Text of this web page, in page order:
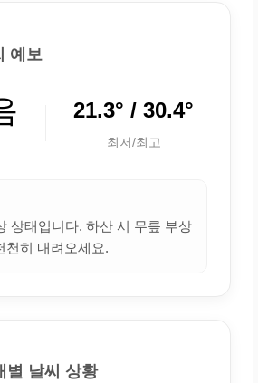
예보
21.3° / 30.4°
최저/최고
상태입니다. 하산 시 무릎 부상
천히 내려오세요.
별 날씨 상황